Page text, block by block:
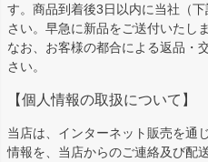
す。商品到着後3日以内に当社（
さい。早急に新品をご送付いたしま
なお、お客様の都合による返品・
さい。
【個人情報の取扱について】
当店は、インターネット販売を通
情報を、当店からのご連絡及び配